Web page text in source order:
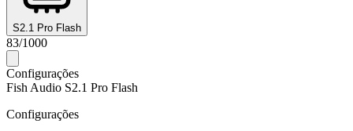
S2.1 Pro Flash
83/1000
Configurações
Fish Audio S2.1 Pro Flash
Configurações